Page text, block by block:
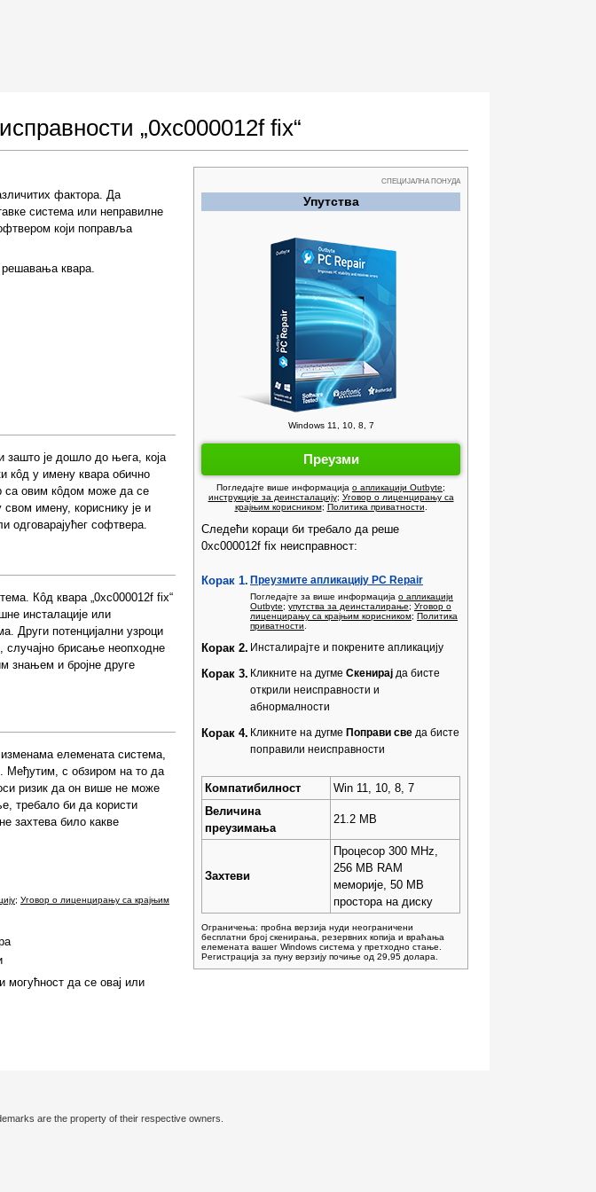
„0xc000012f fix“
фактора. Да
система или неправилне
који поправља
квара.
зашто је дошло до њега, која
кôд у имену квара обично
са овим кôдом може да се
имену, кориснику је и
одговарајућег софтвера.
Кôд квара „0xc000012f fix“
инсталације или
Други потенцијални узроци
случајно брисање неопходне
знањем и бројне друге
елемената система,
Међутим, с обзиром на то да
ризик да он више не може
требало би да користи
захтева било какве
; Уговор о лиценцирању са крајњим
да се овај или
СПЕЦИЈАЛНА ПОНУДА
Упутства
Windows 11, 10, 8, 7
Преузми
Погледајте више информација о апликацији Outbyte;
инструкције за деинсталацију; Уговор о лиценцирању са
крајњим корисником; Политика приватности
Следећи кораци би требало да реше
0xc000012f fix неисправност:
Корак 1. Преузмите апликацију PC Repair
Погледајте за више информација о апликацији
Outbyte; упутства за деинсталирање; Уговор о
лиценцирању са крајњим корисником; Политика
приватности
Корак 2. Инсталирајте и покрените апликацију
Корак 3. Кликните на дугме Скенирај да бисте
открили неисправности и
абнормалности
Корак 4. Кликните на дугме Поправи све да бисте
поправили неисправности
Компатибилност
Win 11, 10, 8, 7
Величина
преузимања
21.2 MB
Захтеви
Процесор 300 MHz,
256 MB RAM
меморије, 50 MB
простора на диску
Ограничења: пробна верзија нуди неограничени
бесплатни број скенирања, резервних копија и враћања
елемената вашег Windows система у претходно стање.
Регистрација за пуну верзију почиње од 29,95 долара.
are the property of their respective owners.